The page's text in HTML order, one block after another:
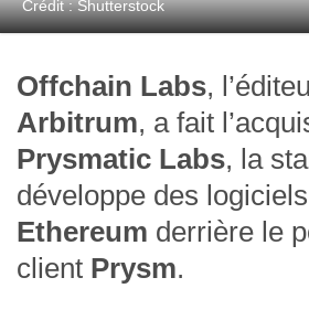
Crédit : Shutterstock
Offchain Labs,
Arbitrum, a fait
Prysmatic Labs, la
développe des
Ethereum derrière le
client Prysm.